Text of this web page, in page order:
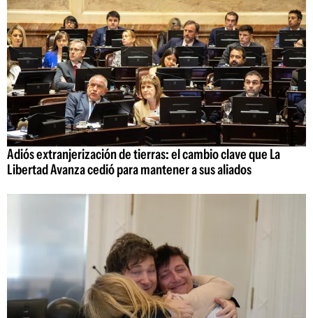
Adiós extranjerización de tierras: el cambio clave que La
Libertad Avanza cedió para mantener a sus aliados